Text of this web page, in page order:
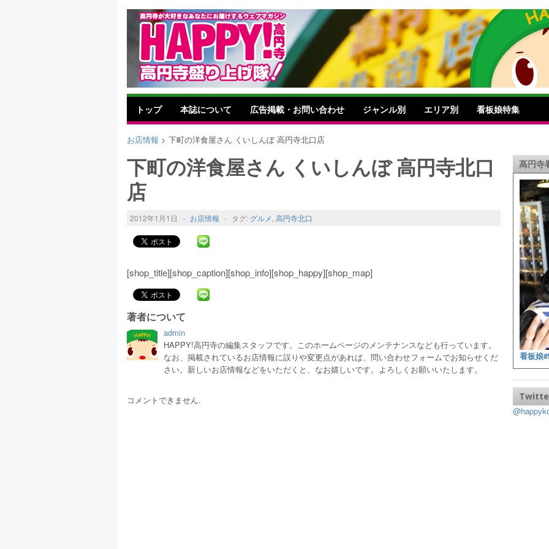
トップ 本誌について 広告掲載・お問い合わせ ジャンル別 エリア別 看板娘特集
お店情報 > 下町の洋食屋さん くいしんぼ 高円寺北口店
下町の洋食屋さん くいしんぼ 高円寺北口
店
2012年1月1日 - お店情報 - タグ: グルメ, 高円寺北口
[shop_title][shop_caption][shop_info][shop_happy][shop_map]
著者について
admin
HAPPY!高円寺の編集スタッフです。このホームページのメンテナンスなども行っています。
なお、掲載されているお店情報に誤りや変更点があれば、問い合わせフォームでお知らせくだ
さい。新しいお店情報などをいただくと、なお嬉しいです。よろしくお願いいたします。
コメントできません.
高円寺
看板娘